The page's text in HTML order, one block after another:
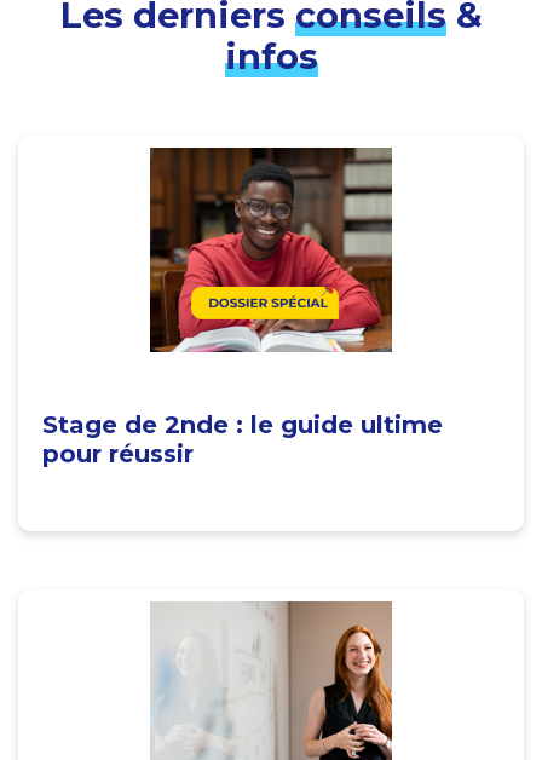
Les derniers conseils&
infos
Stage de 2nde : le guide ultime
pour réussir